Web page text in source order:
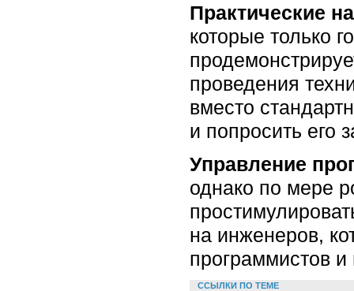
Практические
которые только
проведения
вместо
и попросить его
Управление
однако по мере
на инженеров,
программистов
ССЫЛКИ ПО ТЕМЕ